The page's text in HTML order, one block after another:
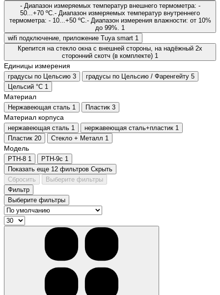
- Диапазон измеряемых температур внешнего термометра: -
50...+70 ºС.- Диапазон измеряемых температур внутреннего
термометра: - 10...+50 ºС.- Диапазон измерения влажности: от 10%
до 99%. 1
wifi подключение, приложение Tuya smart 1
Крепится на стекло окна с внешней стороны, на надёжный 2х
сторонний скотч (в комплекте) 1
Единицы измерения
градусы по Цельсию 3 градусы по Цельсию / Фаренгейту 5
Цельсий °C 1
Материал
Нержавеющая сталь 1 Пластик 3
Материал корпуса
нержавеющая сталь 1 нержавеющая сталь+пластик 1
Пластик 20 Стекло + Металл 1
Модель
PTH-8 1 PTH-9с 1
Показать еще 12 фильтров Скрыть
Сбросить
Выберите фильтры
Фильтр
Выберите фильтры